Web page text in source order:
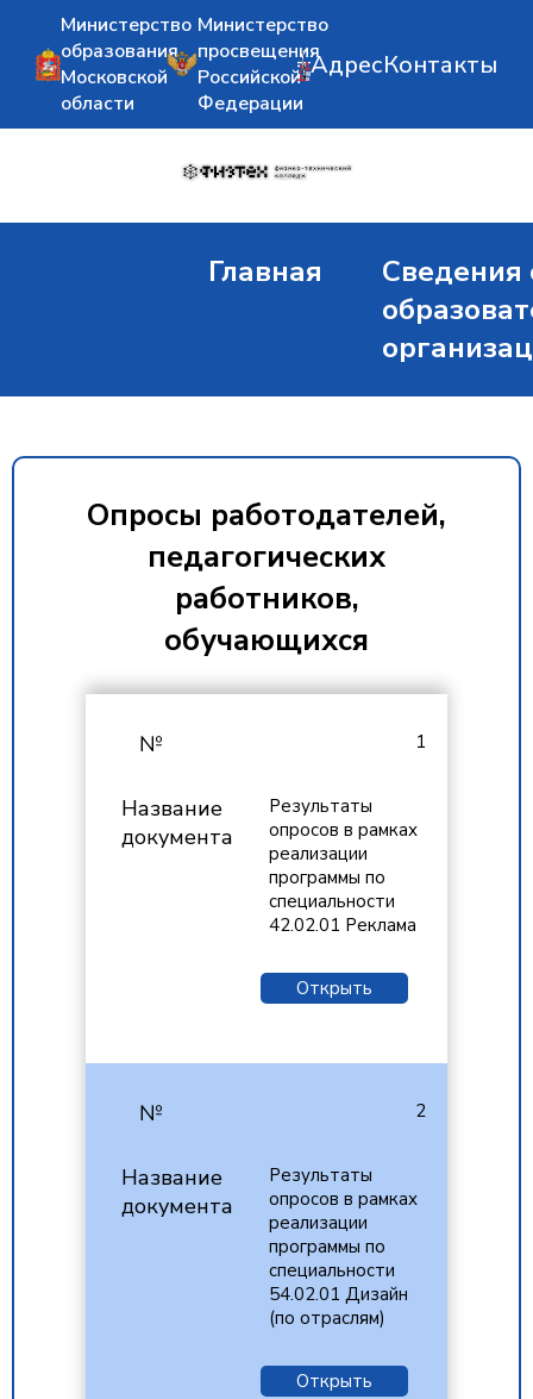
Министерство
образования
Московской
области
Министерство
просвещения
Российской
Федерации
АдресКонтакты
Главная
Сведения
Опросы работодателей,
педагогических
работников,
обучающихся
1
Результаты
опросов в рамках
реализации
программы по
специальности
42.02.01 Реклама
Открыть
2
Результаты
опросов в рамках
реализации
программы по
специальности
54.02.01 Дизайн
(по отраслям)
Открыть